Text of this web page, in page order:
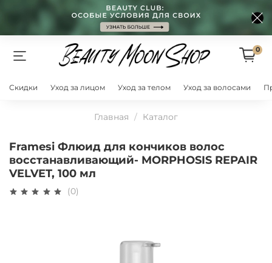
0
Скидки Уход за лицом Уход за телом Уход за волосами
Главная Каталог
Framesi Флюид для кончиков волос
восстанавливающий- MORPHOSIS REPAIR
VELVET, 100 мл
(0)